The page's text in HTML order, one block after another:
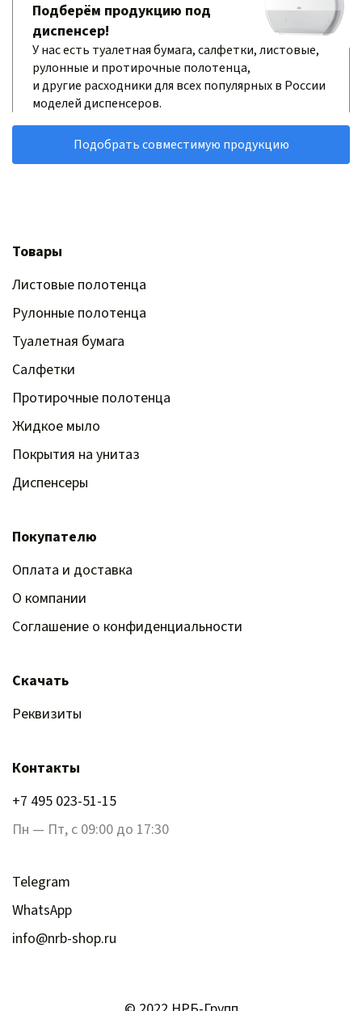
Подберём продукцию под
диспенсер!
У нас есть туалетная бумага, салфетки, листовые,
рулонные и протирочные полотенца,
и другие расходники для всех популярных в России
моделей диспенсеров.
Подобрать совместимую продукцию
Товары
Листовые полотенца
Рулонные полотенца
Туалетная бумага
Салфетки
Протирочные полотенца
Жидкое мыло
Покрытия на унитаз
Диспенсеры
Покупателю
Оплата и доставка
О компании
Соглашение о конфиденциальности
Скачать
Реквизиты
Контакты
+7 495 023-51-15
Пн — Пт, с 09:00 до 17:30
Telegram
WhatsApp
info@nrb-shop.ru